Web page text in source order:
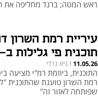
ראש המטה; ברנד מחליפה את
עיריית רמת
תוכנית פי גלילות ב-7,000
11.05.26
| גיא נרדי
רמת השרון טוענת שהתוכנית
שפותחה לאזור זה"